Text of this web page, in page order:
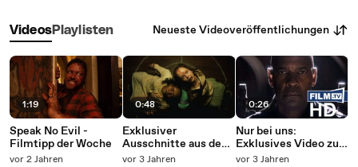
VideosPlaylisten Neueste Videoveröffentlichungen
1:19
Speak No Evil -
Filmtipp der Woche
vor 2 Jahren
0:48
Exklusiver
Ausschnitte aus dem
neuen "Exorzist"-
vor 3 Jahren
0:26
Nur bei uns:
Exklusives Video zu
"Equalizer 3"
vor 3 Jahren